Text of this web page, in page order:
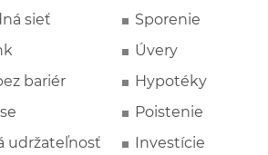
sieť
bariér
udržateľnosť
Sporenie
Úvery
Hypotéky
Poistenie
Investície